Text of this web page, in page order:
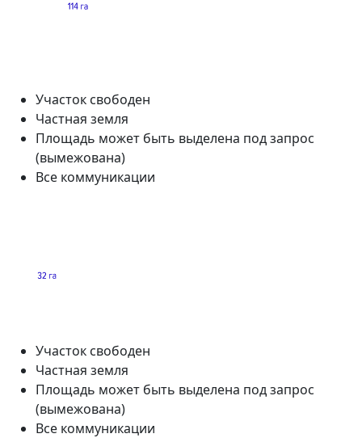
Участок свободен
Частная земля
Площадь может быть выделена под запрос
(вымежована)
Все коммуникации
Участок свободен
Частная земля
Площадь может быть выделена под запрос
(вымежована)
Все коммуникации